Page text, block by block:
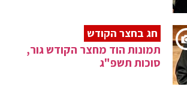
חג בחצר הקודש
תמונות הוד מחצר הקודש גור,
סוכות תשפ"ג